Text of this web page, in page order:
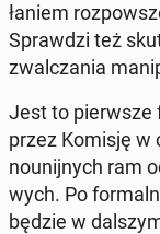
ła­niem
Spraw­dzi też
zwal­cza­nia
Jest to pierw­sze
przez Komisję
no­unij­nych ram
wych. Po
będzie w